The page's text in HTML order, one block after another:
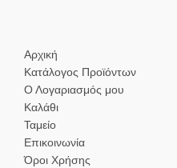
Αρχική
Κατάλογος Προϊόντων
Ο Λογαριασμός μου
Καλάθι
Ταμείο
Επικοινωνία
Όροι Χρήσης